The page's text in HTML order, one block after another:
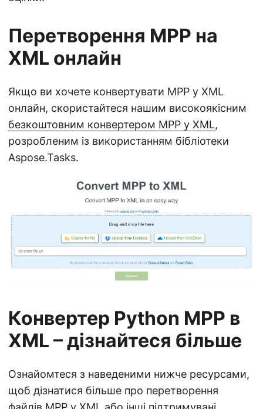
Перетворення MPP на
XML онлайн
Якщо ви хочете конвертувати MPP у XML
онлайн, скористайтеся нашим високоякісним
безкоштовним конвертером MPP у XML,
розробленим із використанням бібліотеки
Aspose.Tasks.
Конвертер Python MPP в
XML – дізнайтеся більше
Ознайомтеся з наведеними нижче ресурсами,
щоб дізнатися більше про перетворення